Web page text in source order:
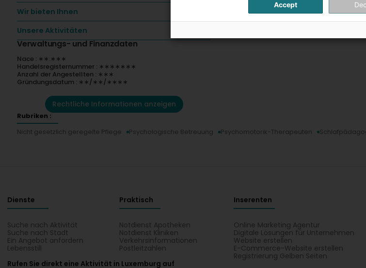
Wir bieten Ihnen
Unsere Aktivitäten
Verwaltungs- und Finanzdaten
Nace : ∗∗.∗∗∗
Handelsregisternummer : ∗∗∗∗∗∗∗
Anzahl der Angestellten : ∗∗∗
Gründungsdatum : ∗∗/∗∗/∗∗∗∗
Rechtliche Informationen anzeigen
Psychomotricienne
Rubriken :
Nicht gesetzlich geregelte Pflege
Psychologische Betreuung Psychomotorik-Therapeuten
Dienste
Suche nach Aktivität
Suche nach Stadt
Ein Angebot anfordern
Lebensstill
Praktisch
Notdienst Apotheken
Notdienst Kliniken
Verkehrsinformationen
Postleitzahlen
Inserenten
Online Marketing Agentur
Digitale Lösungen für Unternehmen
Website erstellen
E-Commerce-Website erstellen
Registrierung Gelben Seiten
Rufen Sie direkt eine Aktivität in Luxemburg auf
Accept